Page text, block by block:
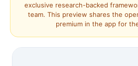
exclusive research-backed
team. This preview shares the
premium in the app for